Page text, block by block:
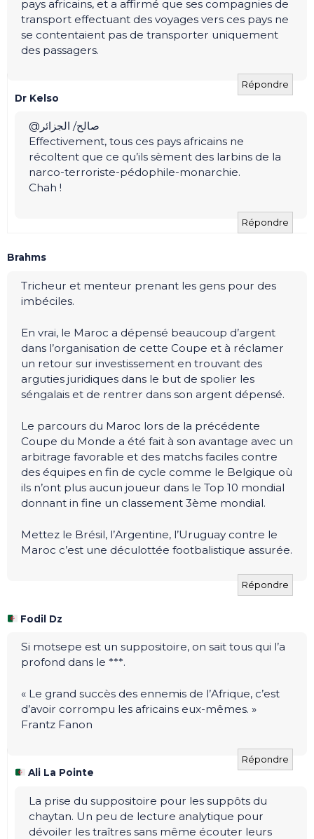
pays africains, et a affirmé que ses compagnies de
transport effectuant des voyages vers ces pays ne
se contentaient pas de transporter uniquement
des passagers.
Répondre
Dr Kelso
@صالح/ الجزائر
Effectivement, tous ces pays africains ne
récoltent que ce qu’ils sèment des larbins de la
narco-terroriste-pédophile-monarchie.
Chah !
Répondre
Brahms
Tricheur et menteur prenant les gens pour des
imbéciles.
En vrai, le Maroc a dépensé beaucoup d’argent
dans l’organisation de cette Coupe et à réclamer
un retour sur investissement en trouvant des
arguties juridiques dans le but de spolier les
séngalais et de rentrer dans son argent dépensé.
Le parcours du Maroc lors de la précédente
Coupe du Monde a été fait à son avantage avec un
arbitrage favorable et des matchs faciles contre
des équipes en fin de cycle comme le Belgique où
ils n’ont plus aucun joueur dans le Top 10 mondial
donnant in fine un classement 3ème mondial.
Mettez le Brésil, l’Argentine, l’Uruguay contre le
Maroc c’est une déculottée footbalistique assurée.
Répondre
Fodil Dz
Si motsepe est un suppositoire, on sait tous qui l’a
profond dans le ***.
« Le grand succès des ennemis de l’Afrique, c’est
d’avoir corrompu les africains eux-mêmes. »
Frantz Fanon
Répondre
Ali La Pointe
La prise du suppositoire pour les suppôts du
chaytan. Un peu de lecture analytique pour
dévoiler les traîtres sans même écouter leurs